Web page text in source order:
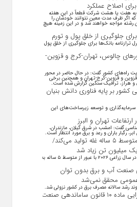
هفت یا هشت شرکت قطعاً در این هفته
که اگر ظرف مدت معین نتوانند خودشان را
رشته مواجه خواهند شد و در این زمینه هیچ
برای جلوگیری از خلق پول و تورم
بانک‌ها برای جلوگیری از خلق پول
چالوس، تهران-کرج و قزوین-
راه‌های کشور گفت: در حال حاضر در محور
و قزوین-کرج-تهران و همچنین برخی
و هراز، ترافیک سنگین گزارش شده است.
کشور بر پایه فناوری دانش بنیان
و توسعه زیرساخت‌های این
تهران و البرز
گفت: امشب در شرق گیلان، مازندران،
رگبار باران و رعد و برق مورد انتظار است.
ایران امسال بیشتر از متوسط ۵ ساله غله تولید می‌کند/
میلیون تن زیاد شد
پیش‌بینی کرد تولید غلات ایران در سال زراعی ۲۰۲۶ با عبور از متوسط ۵ ساله به
صنعت آب و برق بدون توان
عمومی محقق نمی‌شد
رشد سالانه مصرف برق در کشور نزولی شد.
اصلاحیه آیین نامه اجرایی ماده ۱۰ قانون ساماندهی صنعت